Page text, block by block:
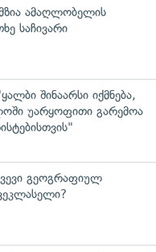
ამაღლობელის
საჩივარი
შინაარსი იქმნება,
უარყოფითი გარემოა
გეოგრაფიულ